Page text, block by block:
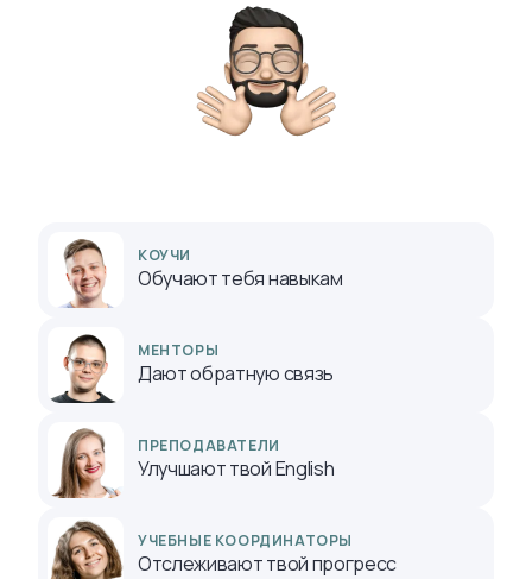
КОУЧИ
Обучают тебя навыкам
МЕНТОРЫ
Дают обратную связь
ПРЕПОДАВАТЕЛИ
Улучшают твой English
УЧЕБНЫЕ КООРДИНАТОРЫ
Отслеживают твой прогресс